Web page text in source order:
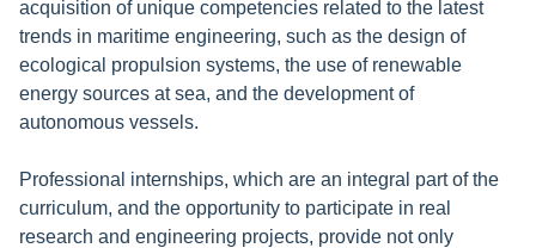
acquisition of unique competencies related to the latest
trends in maritime engineering, such as the design of
ecological propulsion systems, the use of renewable
energy sources at sea, and the development of
autonomous vessels.
Professional internships, which are an integral part of the
curriculum, and the opportunity to participate in real
research and engineering projects, provide not only